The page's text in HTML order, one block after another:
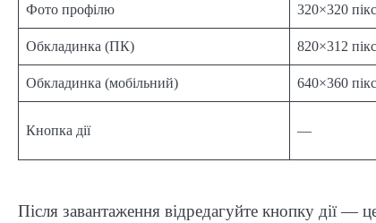
Фото профілю 320×320
Обкладинка (ПК) 820×312
Обкладинка (мобільний) 640×360
Кнопка дії —
Після завантаження відредагуйте кнопку дії —